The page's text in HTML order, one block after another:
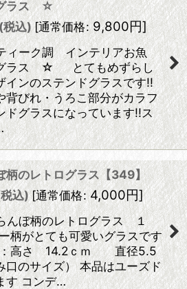
ラス ☆
税込) [通常価格: 9,800円]
ーク調 インテリアお魚
ラス ☆ とてもめずらし
インのステンドグラスです!!
背びれ・うろこ部分がカラフ
ドグラスになっています!!ス
柄のレトログラス【349】
込)[通常価格: 4,000円]
ぼ柄のレトログラス １
柄がとても可愛いグラスです
高さ 14.2ｃｍ 直径5.5
口のサイズ） 本品はユーズド
す コンデ…